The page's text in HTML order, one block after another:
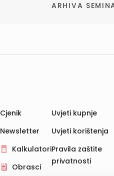
ARHIVA
Cjenik
Newsletter
Kalkulatori
Obrasci
Uvjeti kupnje
Uvjeti korištenja
Pravila zaštite
privatnosti